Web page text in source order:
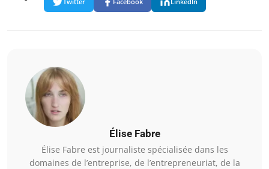
Élise Fabre
Élise Fabre est journaliste spécialisée dans les
domaines de l’entreprise, de l’entrepreneuriat, de la